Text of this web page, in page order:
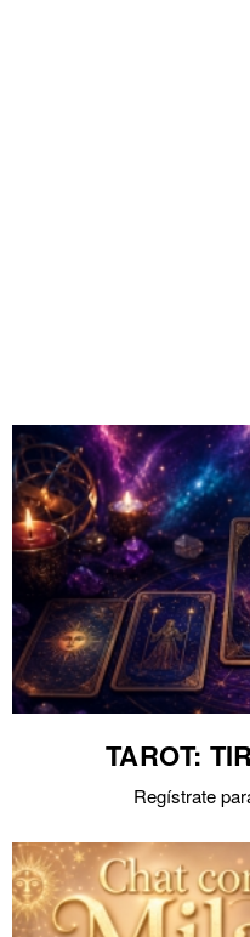
TAROT:
Regístrate